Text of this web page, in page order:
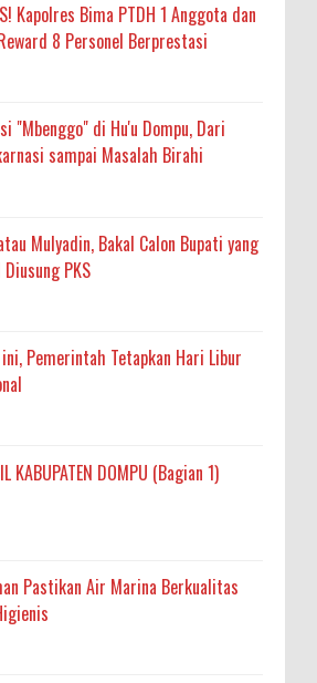
Kapolres Bima PTDH 1 Anggota dan
8 Personel Berprestasi
"Mbenggo" di Hu'u Dompu, Dari
sampai Masalah Birahi
Mulyadin, Bakal Calon Bupati yang
Diusung PKS
ini, Pemerintah Tetapkan Hari Libur
KABUPATEN DOMPU (Bagian 1)
Pastikan Air Marina Berkualitas